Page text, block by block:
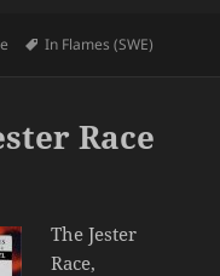
Mots-
In Flames (SWE)
Race
The Jester
Race,